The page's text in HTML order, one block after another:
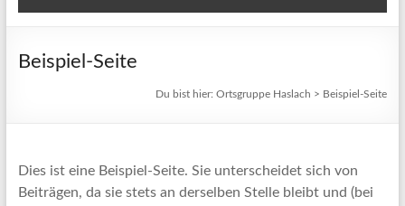
Beispiel-Seite
Du bist hier:Ortsgruppe Haslach > Beispiel-Seite
Dies ist eine Beispiel-Seite. Sie unterscheidet sich von
Beiträgen, da sie stets an derselben Stelle bleibt und (bei